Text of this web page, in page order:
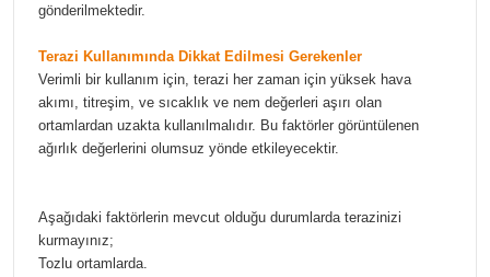
gönderilmektedir.
Terazi Kullanımında Dikkat Edilmesi Gerekenler
Verimli bir kullanım için, terazi her zaman için yüksek hava
akımı, titreşim, ve sıcaklık ve nem değerleri aşırı olan
ortamlardan uzakta kullanılmalıdır. Bu faktörler görüntülenen
ağırlık değerlerini olumsuz yönde etkileyecektir.
Aşağıdaki faktörlerin mevcut olduğu durumlarda terazinizi
kurmayınız;
Tozlu ortamlarda.